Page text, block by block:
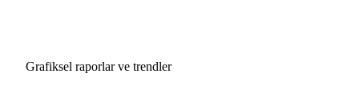
Grafiksel raporlar ve trendler